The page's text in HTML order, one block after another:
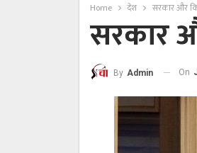
Home देश सरकार और
सरकार
By Admin On